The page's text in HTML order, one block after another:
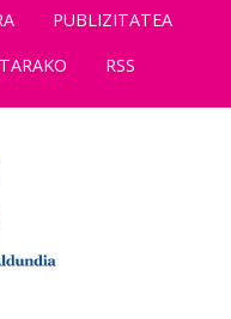
PUBLIZITATEA
RSS